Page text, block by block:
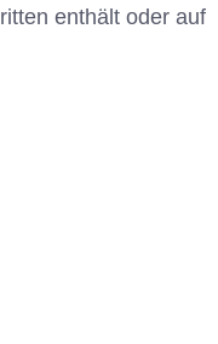
enthält oder auf